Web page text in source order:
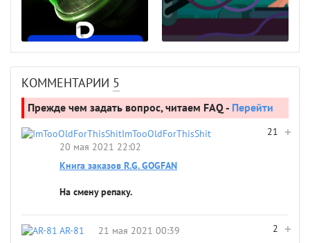
КОММЕНТАРИИ 5
Прежде чем задать вопрос, читаем FAQ - Перейти
21
ImTooOldForThisShit
20 мая 2021 22:02
Книга заказов R.G. GOGFAN
На смену репаку.
2
AR-81
21 мая 2021 00:39